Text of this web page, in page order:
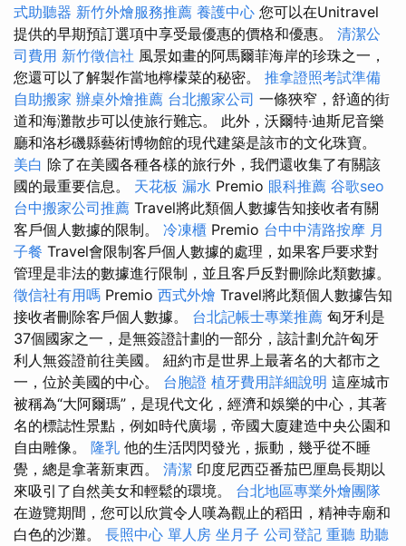
式助聽器 新竹外燴服務推薦 養護中心 您可以在Unitravel
提供的早期預訂選項中享受最優惠的價格和優惠。 清潔公
司費用 新竹徵信社 風景如畫的阿馬爾菲海岸的珍珠之一，
您還可以了解製作當地檸檬菜的秘密。 推拿證照考試準備
自助搬家 辦桌外燴推薦 台北搬家公司 一條狹窄，舒適的街
道和海灘散步可以使旅行難忘。 此外，沃爾特·迪斯尼音樂
廳和洛杉磯縣藝術博物館的現代建築是該市的文化珠寶。
美白 除了在美國各種各樣的旅行外，我們還收集了有關該
國的最重要信息。 天花板 漏水 Premio 眼科推薦 谷歌seo
台中搬家公司推薦 Travel將此類個人數據告知接收者有關
客戶個人數據的限制。 冷凍櫃 Premio 台中中清路按摩 月
子餐 Travel會限制客戶個人數據的處理，如果客戶要求對
管理是非法的數據進行限制，並且客戶反對刪除此類數據。
徵信社有用嗎 Premio 西式外燴 Travel將此類個人數據告知
接收者刪除客戶個人數據。 台北記帳士專業推薦 匈牙利是
37個國家之一，是無簽證計劃的一部分，該計劃允許匈牙
利人無簽證前往美國。 紐約市是世界上最著名的大都市之
一，位於美國的中心。 台胞證 植牙費用詳細說明 這座城市
被稱為“大阿爾瑪”，是現代文化，經濟和娛樂的中心，其著
名的標誌性景點，例如時代廣場，帝國大廈建造中央公園和
自由雕像。 隆乳 他的生活閃閃發光，振動，幾乎從不睡
覺，總是拿著新東西。 清潔 印度尼西亞番茄巴厘島長期以
來吸引了自然美女和輕鬆的環境。 台北地區專業外燴團隊
在遊覽期間，您可以欣賞令人嘆為觀止的稻田，精神寺廟和
白色的沙灘。 長照中心 單人房 坐月子 公司登記 重聽 助聽